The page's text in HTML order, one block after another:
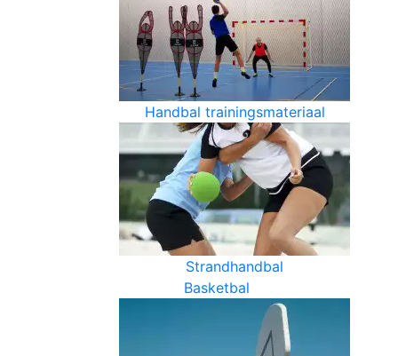
Handbal trainingsmateriaal
Strandhandbal
Basketbal